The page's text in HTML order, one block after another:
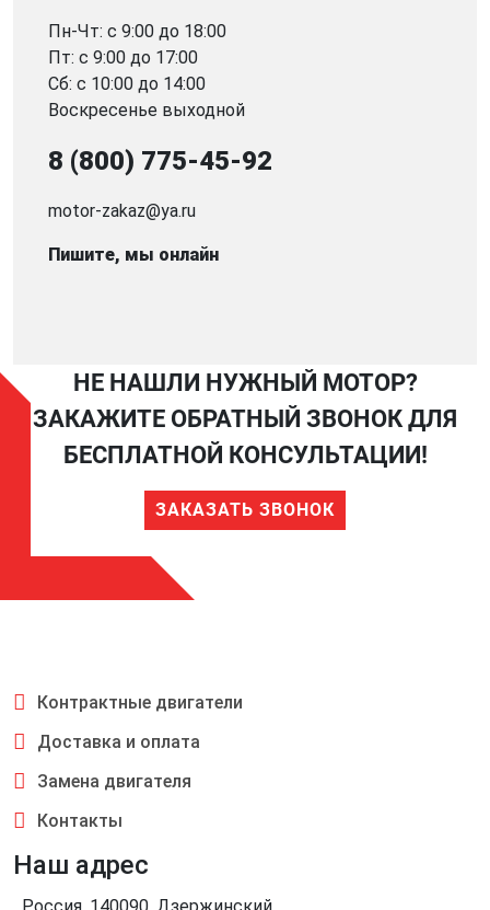
Пн-Чт: с 9:00 до 18:00
Пт: с 9:00 до 17:00
Сб: с 10:00 до 14:00
Воскресенье выходной
8 (800) 775-45-92
motor-zakaz@ya.ru
Пишите, мы онлайн
НЕ НАШЛИ НУЖНЫЙ МОТОР?
ЗАКАЖИТЕ ОБРАТНЫЙ ЗВОНОК ДЛЯ
БЕСПЛАТНОЙ КОНСУЛЬТАЦИИ!
ЗАКАЗАТЬ ЗВОНОК
Контрактные двигатели
Доставка и оплата
Замена двигателя
Контакты
Наш адрес